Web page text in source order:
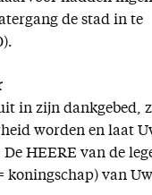
de stad in te
in zijn dankgebed,
worden en laat
HEERE van de
koningschap) van